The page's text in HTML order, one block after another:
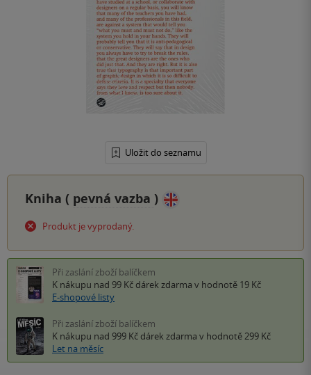
Uložit do seznamu
Kniha ( pevná vazba )
Produkt je vyprodaný.
Při zaslání zboží balíčkem
K nákupu nad 99 Kč dárek zdarma v hodnotě 19 Kč
E-shopové listy
Při zaslání zboží balíčkem
K nákupu nad 999 Kč dárek zdarma v hodnotě 299 Kč
Let na měsíc